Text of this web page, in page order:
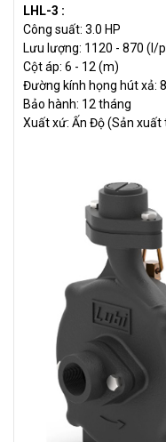
LHL-3 :
Công suất: 3.0 HP
Lưu lượng: 1120 - 870 (l/
Cột áp: 6 - 12 (m)
Đường kính họng hút xả:
Bảo hành: 12 tháng
Xuất xứ: Ấn Độ (Sản